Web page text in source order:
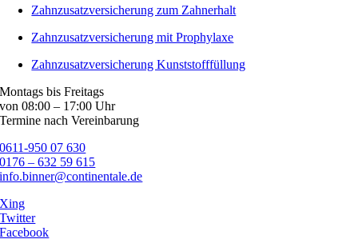
Zahnzusatzversicherung zum Zahnerhalt
Zahnzusatzversicherung mit Prophylaxe
Zahnzusatzversicherung Kunststofffüllung
Montags bis Freitags
von 08:00 – 17:00 Uhr
Termine nach Vereinbarung
0611-950 07 630
0176 – 632 59 615
info.binner@continentale.de
Xing
Twitter
Facebook